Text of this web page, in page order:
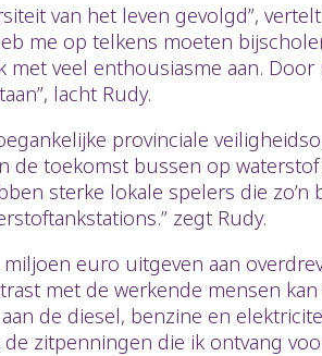
van het leven gevolgd”,
me op telkens moeten
veel enthousiasme aan.
lacht Rudy.
provinciale
de toekomst bussen op
sterke lokale spelers die
zegt Rudy.
euro uitgeven aan
met de werkende mensen
de diesel, benzine en
zitpenningen die ik ontvang